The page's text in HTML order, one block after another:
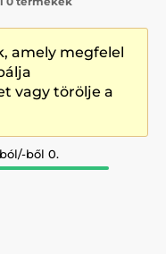
amely megfelel
vagy törölje a
ből 0.